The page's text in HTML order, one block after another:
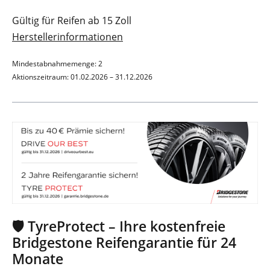
Gültig für Reifen ab 15 Zoll
Herstellerinformationen
Mindestabnahmemenge: 2
Aktionszeitraum: 01.02.2026 – 31.12.2026
🛡️ TyreProtect – Ihre kostenfreie
Bridgestone Reifengarantie für 24
Monate